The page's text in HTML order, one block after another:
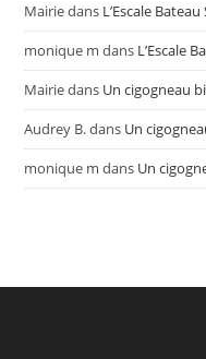
Mairiedans L’Escale Bateau
monique m dans L’Escale
Mairiedans Un cigogneau
Audrey B.dans Un
monique m dans Un